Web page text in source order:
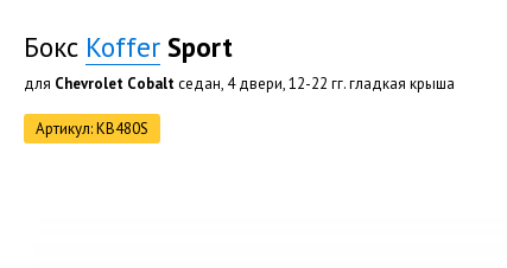
Бокс Koffer Sport
для Chevrolet Cobaltседан, 4 двери, 12-22 гг. гладкая крыша
Артикул: KB480S